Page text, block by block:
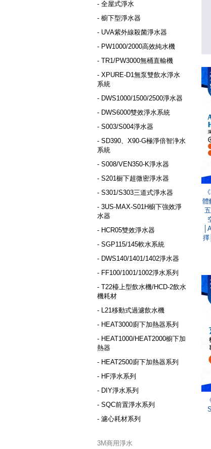
- 全屋式淨水
- 櫥下型淨水器
- UVA紫外線殺菌淨水器
- PW1000/2000高效純水機
- TR1/PW3000無桶直輸機
- XPURE-D1無泵雙飲水淨水
系統
- DWS1000/1500/2500淨水器
- DWS6000雙效淨水系統
- S003/S004淨水器
- SD390、X90-G極淨倍智浄水
系統
- S008/VEN350-K淨水器
- S201橱下超微密淨水器
- S301/S303三道式淨水器
- 3US-MAX-S01H櫥下強效淨
水器
- HCR05雙效淨水器
- SGP115/145軟水系統
- DWS140/1401/1402淨水器
- FF100/1001/1002淨水系列
- T22檯上型飲水機/HCD-2飲水
機耗材
- L21移動式過濾飲水機
- HEAT3000廚下加熱器系列
- HEAT1000/HEAT2000櫥下加
熱器
- HEAT2500廚下加熱器系列
- HF淨水系列
- DIY淨水系列
- SQC前置淨水系列
- 濾心耗材系列
3M商用淨水
體
擇